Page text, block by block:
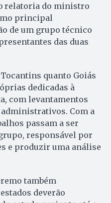
relatoria do ministro
principal
de um grupo técnico
das duas
quanto Goiás
dedicadas à
com levantamentos
Com a
passam a ser
responsável por
e produzir uma análise
também
deverão